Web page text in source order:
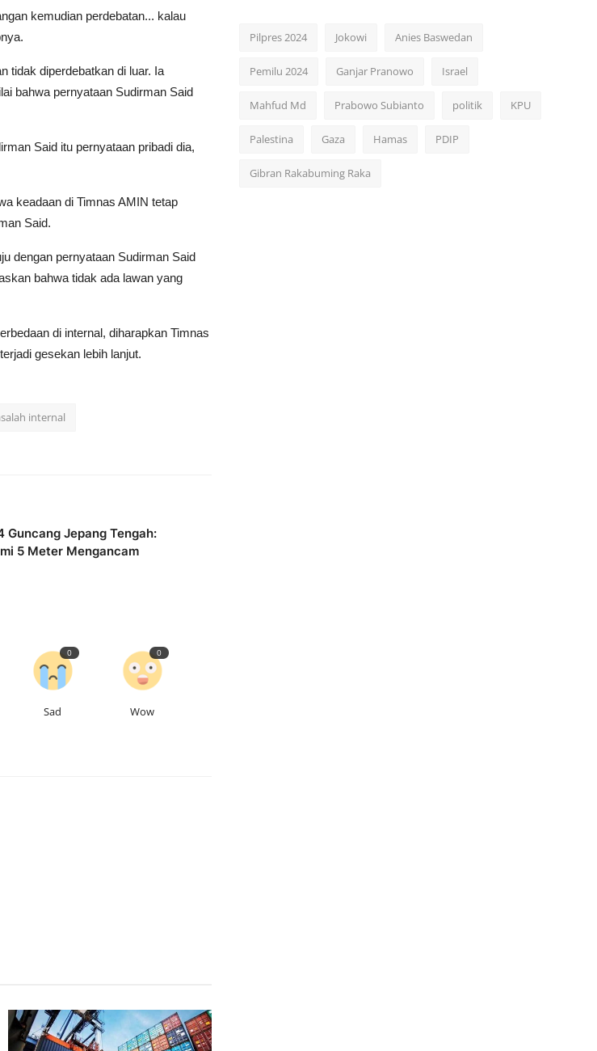
kemudian perdebatan... kalau
tidak diperdebatkan di luar. Ia
bahwa pernyataan Sudirman Said
Said itu pernyataan pribadi dia,
keadaan di Timnas AMIN tetap
Said.
dengan pernyataan Sudirman Said
bahwa tidak ada lawan yang
di internal, diharapkan Timnas
gesekan lebih lanjut.
internal
Guncang Jepang Tengah:
5 Meter Mengancam
0
Sad
0
Wow
Pilpres 2024 Jokowi Anies Baswedan
Pemilu 2024 Ganjar Pranowo Israel
Mahfud Md Prabowo Subianto politik KPU
Palestina Gaza Hamas PDIP
Gibran Rakabuming Raka